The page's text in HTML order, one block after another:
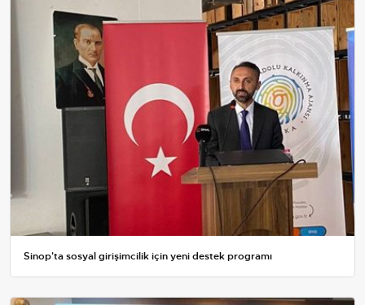
Sinop'ta sosyal girişimcilik için yeni destek programı